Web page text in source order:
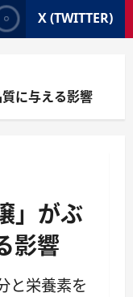
X (TWITTER)
に与える影響
」がぶ
影響
と栄養素を